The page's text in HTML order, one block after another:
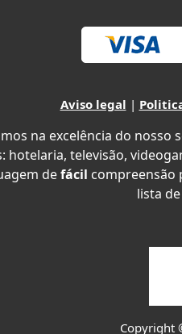
Aviso legal |
na excelência do nosso
hotelaria, televisão,
defácil compreensão
lista
Copyright